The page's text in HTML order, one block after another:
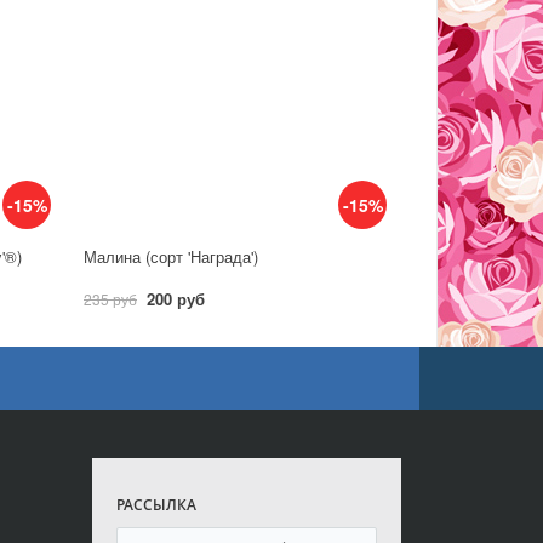
-15% -15%
Малина (сорт 'Награда')
235 руб 200 руб
РАССЫЛКА